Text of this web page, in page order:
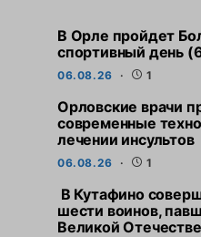
В Орле пройдет
спортивный день
06.08.26 1
Орловские врачи
современные
лечении инсультов
06.08.26 1
В Кутафино
шести воинов,
Великой